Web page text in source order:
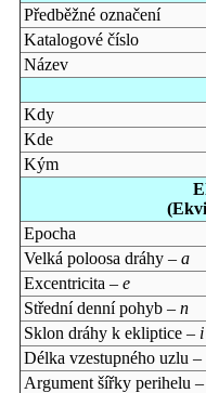
Předběžné označení
Katalogové číslo
Název
Kdy
Kde
Kým
Epocha
Velká poloosa dráhy – a
Excentricita – e
Střední denní pohyb – n
Sklon dráhy k ekliptice – i
Délka vzestupného uzlu –
Argument šířky perihelu